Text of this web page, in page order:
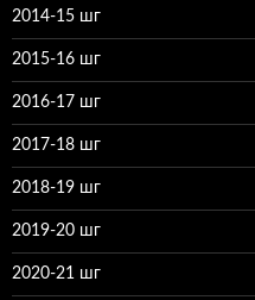
2014-15 шг
2015-16 шг
2016-17 шг
2017-18 шг
2018-19 шг
2019-20 шг
2020-21 шг